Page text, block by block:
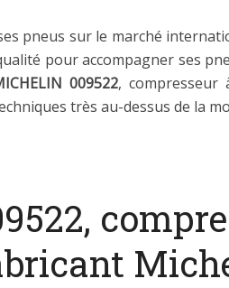
pneus sur le marché
pour accompagner ses
009522,
très au-dessus de la